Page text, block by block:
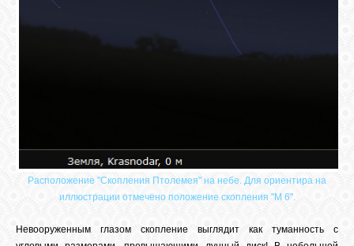
Расположение "Скопления Птолемея" на небе. Для ориентира на
иллюстрации отмечено положение скопления "М 6".
Невооруженным глазом скопление выглядит как туманность с